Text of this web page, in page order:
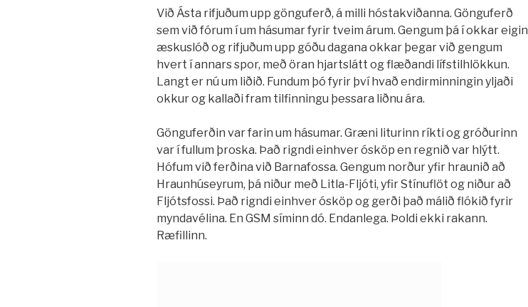
Við Ásta rifjuðum upp gönguferð, á milli hóstakviðanna. Gönguferð
sem við fórum í um hásumar fyrir tveim árum. Gengum þá í okkar eigin
æskuslóð og rifjuðum upp góðu dagana okkar þegar við gengum
hvert í annars spor, með öran hjartslátt og flæðandi lífstilhlökkun.
Langt er nú um liðið. Fundum þó fyrir því hvað endirminningin yljaði
okkur og kallaði fram tilfinningu þessara liðnu ára.
Gönguferðin var farin um hásumar. Græni liturinn ríkti og gróðurinn
var í fullum þroska. Það rigndi einhver ósköp en regnið var hlýtt.
Hófum við ferðina við Barnafossa. Gengum norður yfir hraunið að
Hraunhúseyrum, þá niður með Litla-Fljóti, yfir Stínuflöt og niður að
Fljótsfossi. Það rigndi einhver ósköp og gerði það málið flókið fyrir
myndavélina. En GSM síminn dó. Endanlega. Þoldi ekki rakann.
Ræfillinn.